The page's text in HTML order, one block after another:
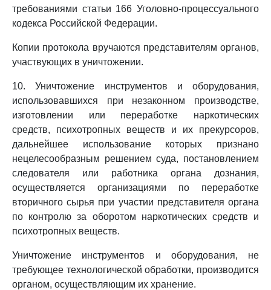
требованиями статьи 166 Уголовно-процессуального
кодекса Российской Федерации.
Копии протокола вручаются представителям органов,
участвующих в уничтожении.
10. Уничтожение инструментов и оборудования,
использовавшихся при незаконном производстве,
изготовлении или переработке наркотических
средств, психотропных веществ и их прекурсоров,
дальнейшее использование которых признано
нецелесообразным решением суда, постановлением
следователя или работника органа дознания,
осуществляется организациями по переработке
вторичного сырья при участии представителя органа
по контролю за оборотом наркотических средств и
психотропных веществ.
Уничтожение инструментов и оборудования, не
требующее технологической обработки, производится
органом, осуществляющим их хранение.